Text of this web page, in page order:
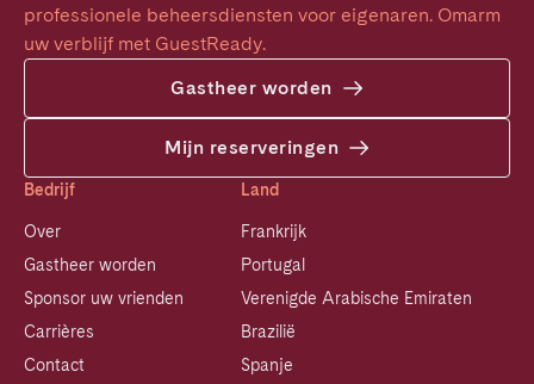
professionele beheersdiensten voor eigenaren. Omarm
uw verblijf met GuestReady.
Gastheer worden
Mijn reserveringen
Bedrijf
Over
Gastheer worden
Sponsor uw vrienden
Carrières
Contact
Land
Frankrijk
Portugal
Verenigde Arabische Emiraten
Brazilië
Spanje